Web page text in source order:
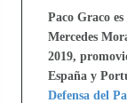
Paco Graco
Mercedes
2019,
España y
Defensa del